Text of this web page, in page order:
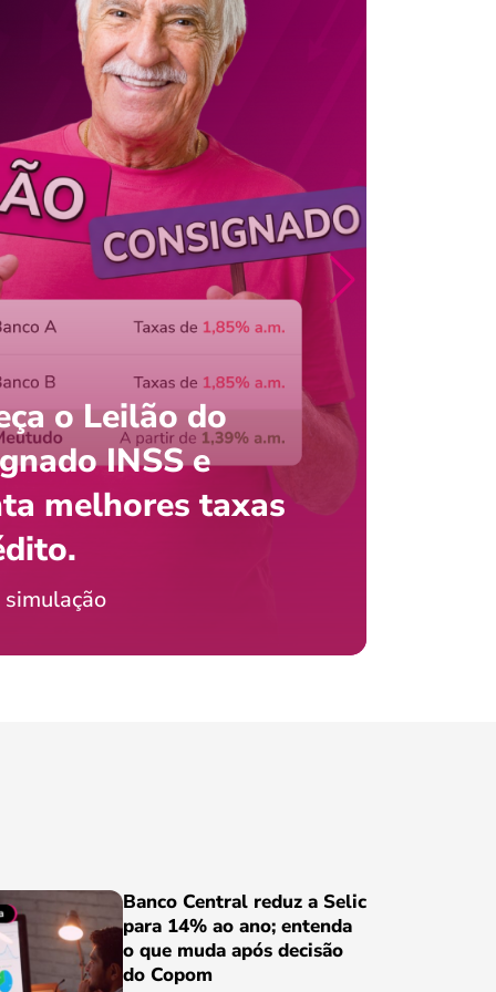
saldo do FGTS pelo
com o celular?
Jordão
o Leilão do
INSS e
melhores taxas
simulação
Banco Central reduz a Selic
para 14% ao ano; entenda
o que muda após decisão
do Copom